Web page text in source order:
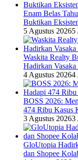
Enam Belas
Buktikan
5 Agustus 20265
Waskita Realty
Hadirkan
4 Agustus 20264
BOSS 2026:
474 Ribu Kasus
3 Agustus 20263
GloUtopia
dan Shopee